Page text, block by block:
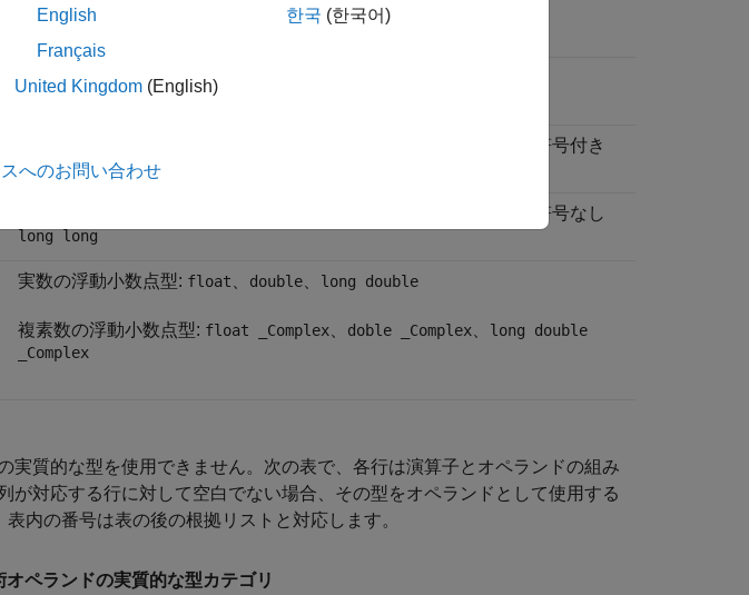
char
名前付き enum
、符号付き
long long
、符号なし
long long
実数の浮動小数点型: float double long double
複素数の浮動小数点型: float _Complex doble _Complex
long double
_Complex
実質的な型を使用できません。次の表で、各行は演算子とオペランドの組み
が対応する行に対して空白でない場合、その型をオペランドとして使用する
内の番号は表の後の根拠リストと対応します。
オペランドの実質的な型カテゴリ
English
Français
United Kingdom (English)
한국 (한국어)
へのお問い合わせ